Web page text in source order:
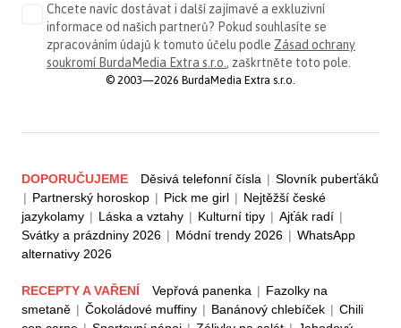
Chcete navíc dostávat i další zajímavé a exkluzivní
informace od našich partnerů? Pokud souhlasíte se
zpracováním údajů k tomuto účelu podle Zásad ochrany
soukromí BurdaMedia Extra s.r.o. , zaškrtněte toto pole.
© 2003—2026 BurdaMedia Extra s.r.o.
DOPORUČUJEME Děsivá telefonní čísla | Slovník puberťáků
| Partnerský horoskop | Pick me girl | Nejtěžší české
jazykolamy | Láska a vztahy | Kulturní tipy | Ajťák radí |
Svátky a prázdniny 2026 | Módní trendy 2026 | WhatsApp
alternativy 2026
RECEPTY A VAŘENÍ Vepřová panenka | Fazolky na
smetaně | Čokoládové muffiny | Banánový chlebíček | Chili